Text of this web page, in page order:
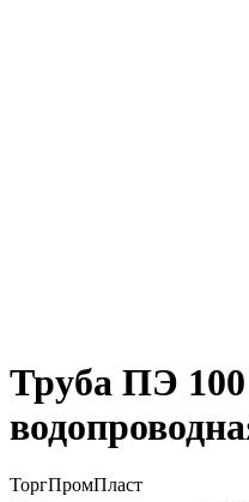
Труба ПЭ
ТоргПромПласт